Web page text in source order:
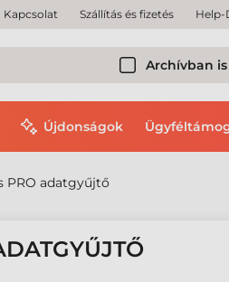
Kapcsolat Szállítás és fizetés Help-
Archívban is
Újdonságok
PRO adatgyűjtő